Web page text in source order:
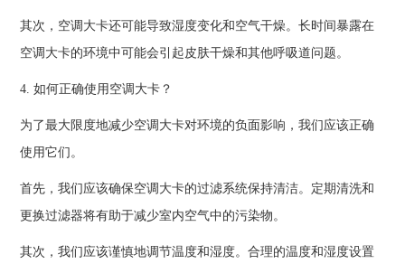
其次，空调大卡还可能导致湿度变化和空气干燥。长时间暴露在
空调大卡的环境中可能会引起皮肤干燥和其他呼吸道问题。
4. 如何正确使用空调大卡？
为了最大限度地减少空调大卡对环境的负面影响，我们应该正确
使用它们。
首先，我们应该确保空调大卡的过滤系统保持清洁。定期清洗和
更换过滤器将有助于减少室内空气中的污染物。
其次，我们应该谨慎地调节温度和湿度。合理的温度和湿度设置